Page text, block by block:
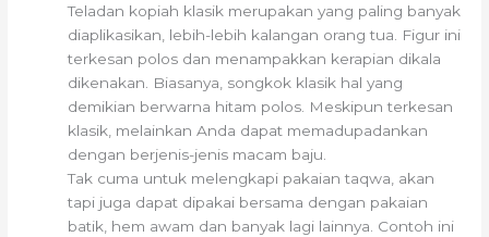
Teladan kopiah klasik merupakan yang paling banyak
diaplikasikan, lebih-lebih kalangan orang tua. Figur ini
terkesan polos dan menampakkan kerapian dikala
dikenakan. Biasanya, songkok klasik hal yang
demikian berwarna hitam polos. Meskipun terkesan
klasik, melainkan Anda dapat memadupadankan
dengan berjenis-jenis macam baju.
Tak cuma untuk melengkapi pakaian taqwa, akan
tapi juga dapat dipakai bersama dengan pakaian
batik, hem awam dan banyak lagi lainnya. Contoh ini